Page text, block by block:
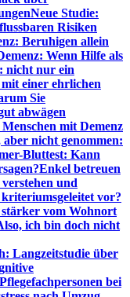
Neue Studie:
Risiken
Beruhigen allein
Wenn Hilfe als
nicht nur ein
einer ehrlichen
Sie
abwägen
mit Demenz
aber nicht genommen:
Bluttest: Kann
Enkel betreuen
und
vor?
vom Wohnort
ich bin doch nicht
Langzeitstudie über
bei